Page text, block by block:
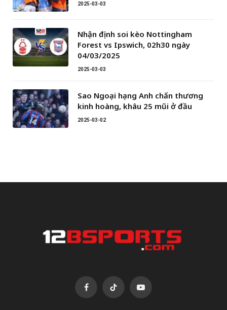
2025-03-03
Nhận định soi kèo Nottingham
Forest vs Ipswich, 02h30 ngày
04/03/2025
2025-03-03
Sao Ngoại hạng Anh chấn thương
kinh hoàng, khâu 25 mũi ở đầu
2025-03-02
FacebookTikTok YouTube